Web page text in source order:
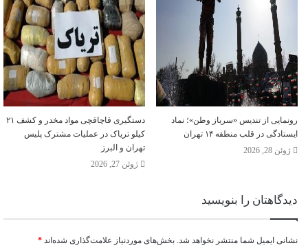
رونمایی از تندیس «سرباز وطن»؛ نماد
ایستادگی در قلب منطقه ۱۴ تهران
ژوئن 28, 2026
دستگیری قاچاقچی مواد مخدر و کشف ۲۱
کیلو تریاک در عملیات مشترک پلیس
تهران و البرز
ژوئن 27, 2026
دیدگاهتان را بنویسید
نشانی ایمیل شما منتشر نخواهد شد. بخش‌های موردنیاز علامت‌گذاری شده‌اند *